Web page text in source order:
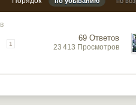
в
1
69 Ответов
23 413 Просмотров